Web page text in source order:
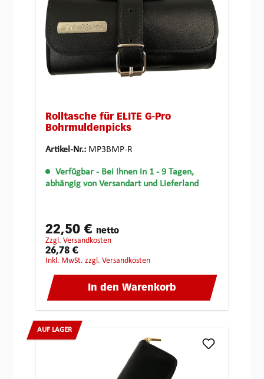
Rolltasche für ELITE G-Pro
Bohrmuldenpicks
Artikel-Nr.: MP3BMP-R
Verfügbar - Bei Ihnen in 1 - 9 Tagen,
abhängig von Versandart und Lieferland
22,50 € netto
zzgl. Versandkosten
26,78 €
inkl. MwSt. zzgl. Versandkosten
In den Warenkorb
AUF LAGER